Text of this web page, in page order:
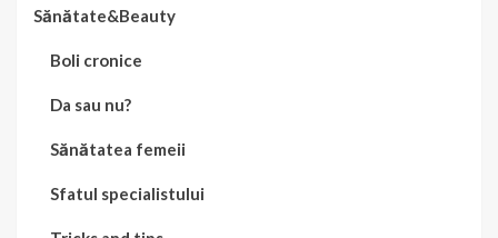
Sănătate&Beauty
Boli cronice
Da sau nu?
Sănătatea femeii
Sfatul specialistului